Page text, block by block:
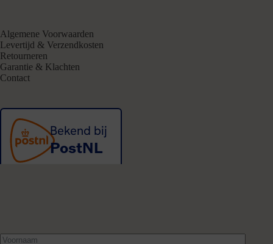
Algemene Voorwaarden
Levertijd & Verzendkosten
Retourneren
Garantie & Klachten
Contact